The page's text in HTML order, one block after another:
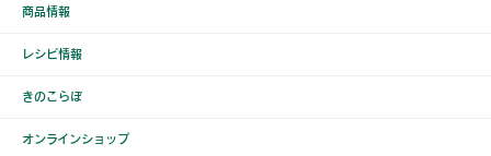
商品情報
レシピ情報
きのこらぼ
オンラインショップ